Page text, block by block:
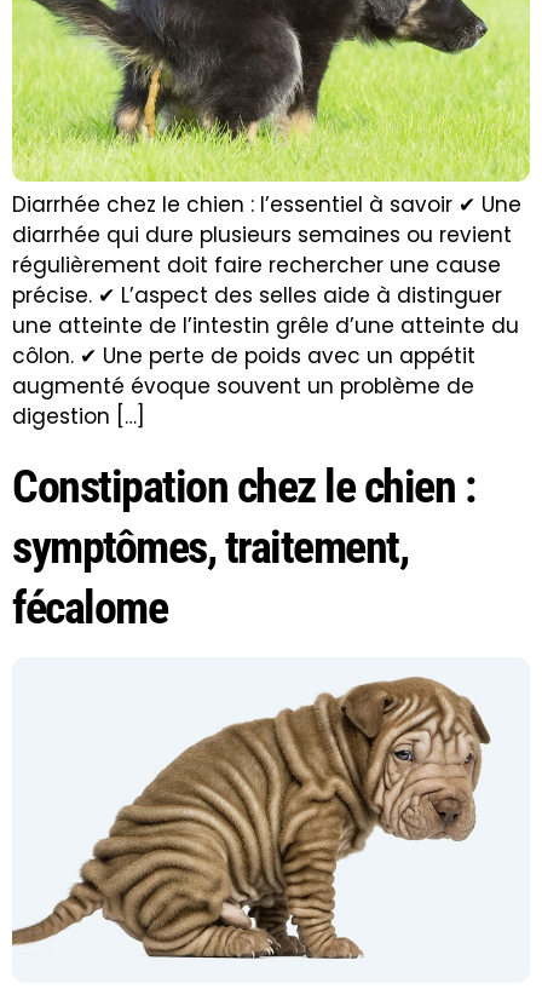
Diarrhée chez le chien : l’essentiel à savoir ✔ Une
diarrhée qui dure plusieurs semaines ou revient
régulièrement doit faire rechercher une cause
précise. ✔ L’aspect des selles aide à distinguer
une atteinte de l’intestin grêle d’une atteinte du
côlon. ✔ Une perte de poids avec un appétit
augmenté évoque souvent un problème de
digestion […]
Constipation chez le chien :
symptômes, traitement,
fécalome